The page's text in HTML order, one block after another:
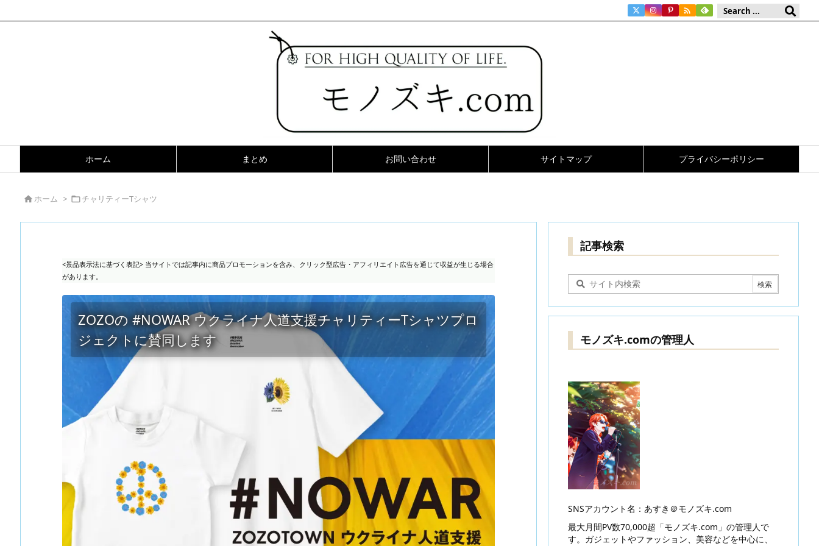
ホーム まとめ お問い合わせ サイトマップ プライバシーポリシー

ホーム > チャリティーTシャツ
<景品表示法に基づく表記> 当サイトでは記事内に商品プロモーションを含み、クリック型広告・アフィリエイト広告を通じて収益が生じる場合
があります。
ZOZOの #NOWAR ウクライナ人道支援チャリティーTシャツプロ
ジェクトに賛同します
記事検索
モノズキ.comの管理人
SNSアカウント名：あすき＠モノズキ.com
最大月間PV数70,000超「モノズキ.com」の管理人で
す。ガジェットやファッション、美容などを中心に、